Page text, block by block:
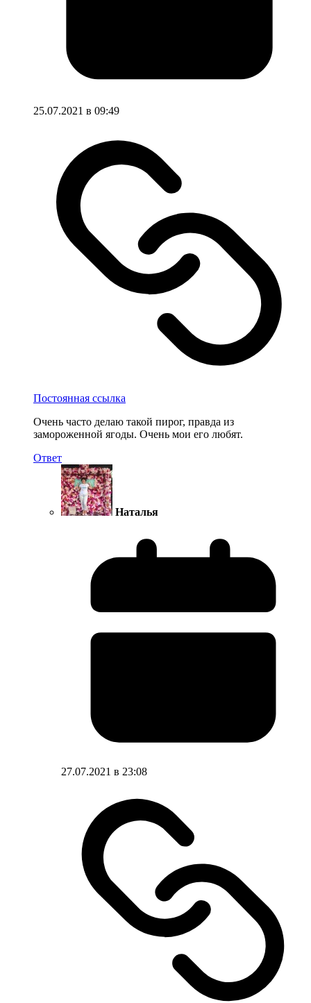
25.07.2021 в 09:49
Постоянная ссылка
Очень часто делаю такой пирог, правда из
замороженной ягоды. Очень мои его любят.
Ответ
Наталья
27.07.2021 в 23:08